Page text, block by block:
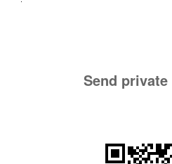
Send private